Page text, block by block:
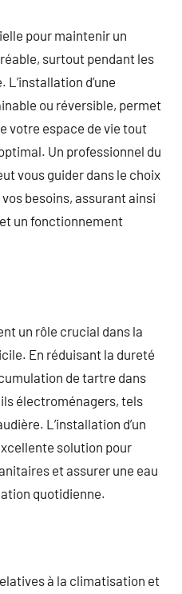
pour maintenir un
surtout pendant les
d’une
ou réversible, permet
votre espace de vie tout
Un professionnel du
vous guider dans le choix
besoins, assurant ainsi
un fonctionnement
un rôle crucial dans la
En réduisant la dureté
de tartre dans
électroménagers, tels
L’installation d’un
solution pour
et assurer une eau
quotidienne.
à la climatisation et